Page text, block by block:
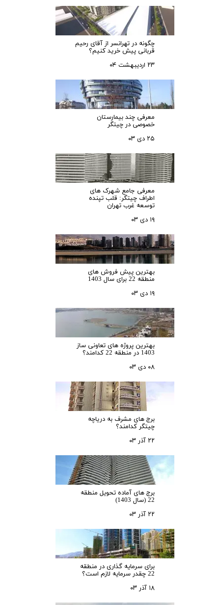
چگونه در تهرانسر از آقای رحیم
قربانی پیش خرید کنیم؟
۲۳ اردیبهشت ۰۴
معرفی چند بیمارستان
خصوصی در چیتگر
۲۵ دی ۰۳
معرفی جامع شهرک‌ های
اطراف چیتگر: قلب تپنده
توسعه غرب تهران
۱۹ دی ۰۳
بهترین پیش فروش های
منطقه 22 برای سال 1403
۱۹ دی ۰۳
بهترین پروژه های تعاونی ساز
1403 در منطقه 22 کدامند؟
۰۸ دی ۰۳
برج های مشرف به دریاچه
چیتگر کدامند؟
۲۲ آذر ۰۳
برج های آماده تحویل منطقه
22 (سال 1403)
۲۲ آذر ۰۳
برای سرمایه‌ گذاری در منطقه
22 چقدر سرمایه لازم است؟
۱۸ آذر ۰۳